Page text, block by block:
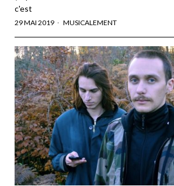
c'est
29 MAI 2019 MUSICALEMENT